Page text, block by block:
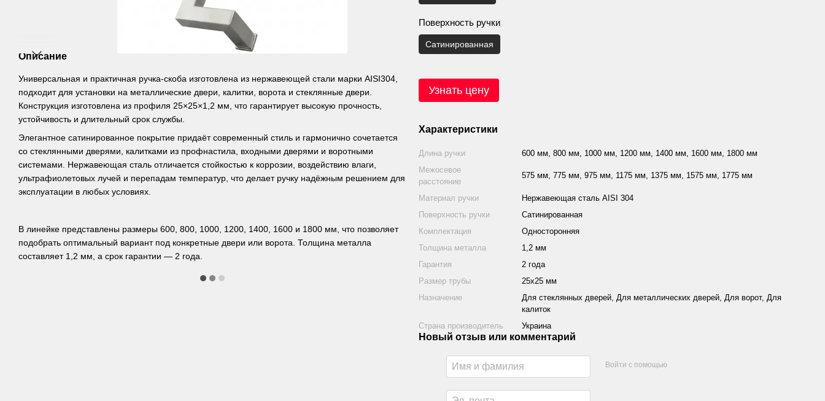
Описание
Универсальная и практичная ручка-скоба изготовлена из нержавеющей стали марки AISI304,
подходит для установки на металлические двери, калитки, ворота и стеклянные двери.
Конструкция изготовлена из профиля 25×25×1,2 мм, что гарантирует высокую прочность,
устойчивость и длительный срок службы.
Элегантное сатинированное покрытие придаёт современный стиль и гармонично сочетается
со стеклянными дверями, калитками из профнастила, входными дверями и воротными
системами. Нержавеющая сталь отличается стойкостью к коррозии, воздействию влаги,
ультрафиолетовых лучей и перепадам температур, что делает ручку надёжным решением для
эксплуатации в любых условиях.
В линейке представлены размеры 600, 800, 1000, 1200, 1400, 1600 и 1800 мм, что позволяет
подобрать оптимальный вариант под конкретные двери или ворота. Толщина металла
составляет 1,2 мм, а срок гарантии — 2 года.
Поверхность ручки
Сатинированная
Узнать цену
Характеристики
Длина ручки
600 мм, 800 мм, 1000 мм, 1200 мм, 1400 мм, 1600 мм, 1800 мм
Межосевое
расстояние
575 мм, 775 мм, 975 мм, 1175 мм, 1375 мм, 1575 мм, 1775 мм
Материал ручки
Нержавеющая сталь AISI 304
Поверхность ручки
Сатинированная
Комплектация
Односторонняя
Толщина металла
1,2 мм
Гарантия
2 года
Размер трубы
25х25 мм
Назначение
Для стеклянных дверей, Для металлических дверей, Для ворот, Для
калиток
Страна производитель
Украина
Новый отзыв или комментарий
Войти с помощью